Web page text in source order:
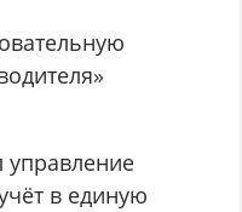
управление
в единую